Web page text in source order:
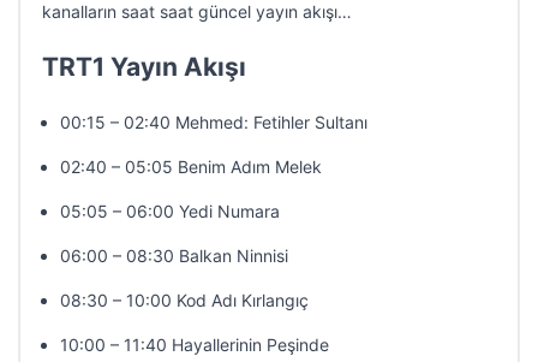
kanalların saat saat güncel yayın akışı…
TRT1 Yayın Akışı
00:15 – 02:40 Mehmed: Fetihler Sultanı
02:40 – 05:05 Benim Adım Melek
05:05 – 06:00 Yedi Numara
06:00 – 08:30 Balkan Ninnisi
08:30 – 10:00 Kod Adı Kırlangıç
10:00 – 11:40 Hayallerinin Peşinde